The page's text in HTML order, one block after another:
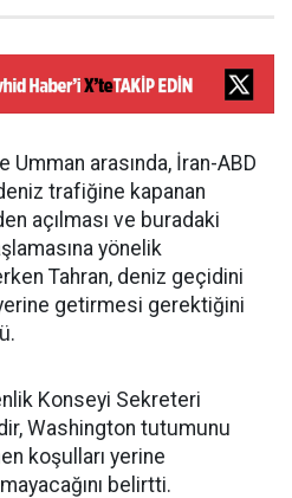
arasında, İran-ABD
trafiğine kapanan
açılması ve buradaki
yönelik
Tahran, deniz geçidini
getirmesi gerektiğini
Konseyi Sekreteri
Washington tutumunu
koşulları yerine
belirtti.